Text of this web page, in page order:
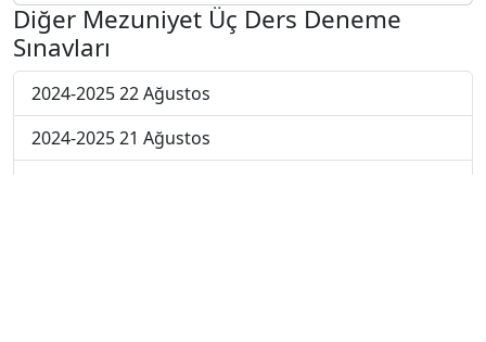
Diğer Mezuniyet Üç Ders Deneme
Sınavları
2024-2025 22 Ağustos
2024-2025 21 Ağustos